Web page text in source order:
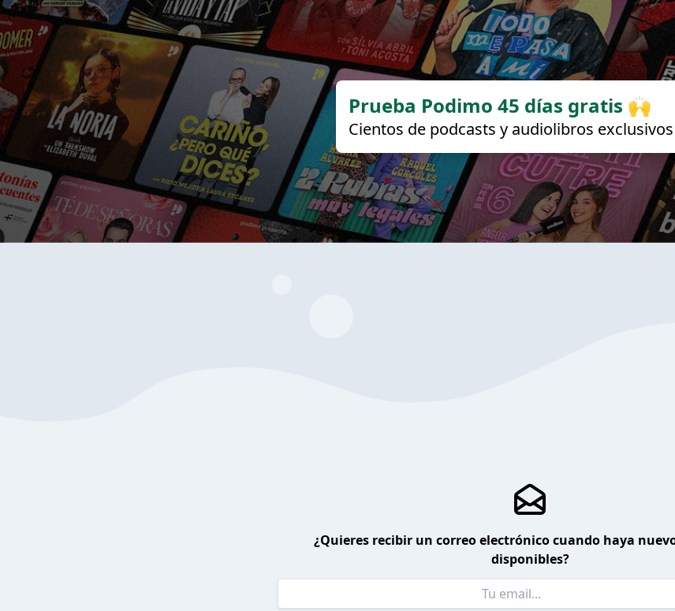
Prueba Podimo 45 días gratis 🙌
Cientos de podcasts y audiolibros exclusivos
¿Quieres recibir un correo electrónico cuando haya
disponibles?